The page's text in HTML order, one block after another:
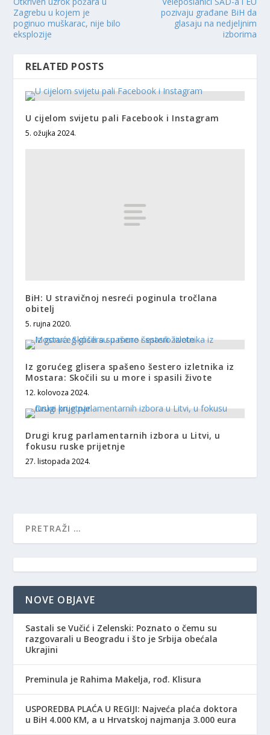
Zagrebu u kojem je
poginuo muškarac, nije bilo
eksplozije
pozivaju građane BiH da
glasaju na nedjeljnim
izborima
RELATED POSTS
U cijelom svijetu pali Facebook i Instagram
5. ožujka 2024.
BiH: U stravičnoj nesreći poginula tročlana
obitelj
5. rujna 2020.
Iz gorućeg glisera spašeno šestero izletnika iz
Mostara: Skočili su u more i spasili živote
12. kolovoza 2024.
Drugi krug parlamentarnih izbora u Litvi, u
fokusu ruske prijetnje
27. listopada 2024.
NOVE OBJAVE
Sastali se Vučić i Zelenski: Poznato o čemu su
razgovarali u Beogradu i što je Srbija obećala
Ukrajini
Preminula je Rahima Makelja, rođ. Klisura
USPOREDBA PLAĆA U REGIJI: Najveća plaća doktora
u BiH 4.000 KM, a u Hrvatskoj najmanja 3.000 eura